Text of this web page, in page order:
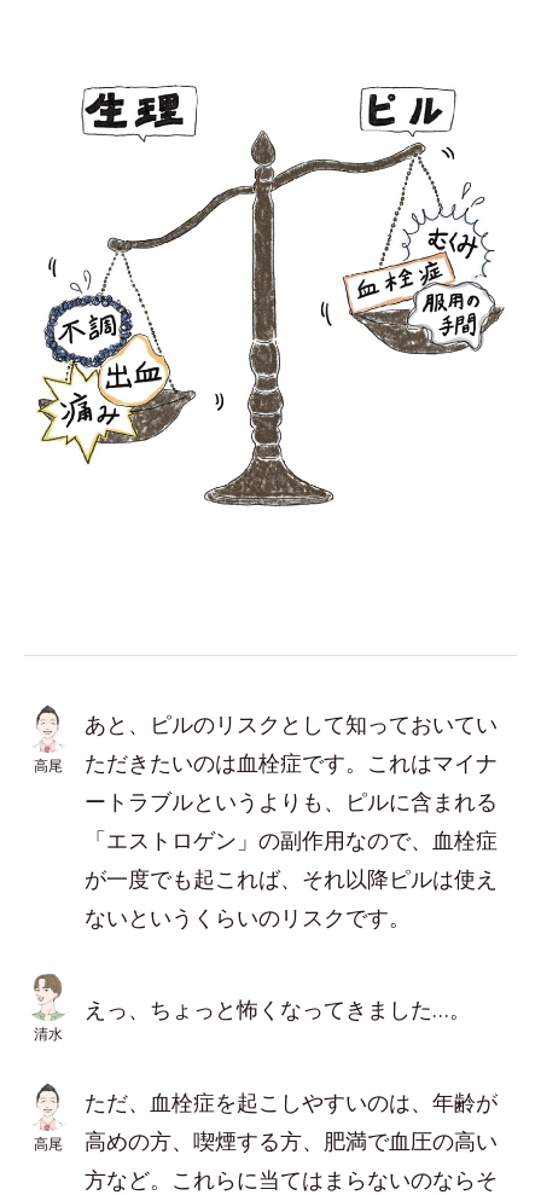
高尾
あと、ピルのリスクとして知っておいてい
ただきたいのは血栓症です。これはマイナ
ートラブルというよりも、ピルに含まれる
「エストロゲン」の副作用なので、血栓症
が一度でも起これば、それ以降ピルは使え
ないというくらいのリスクです。
清水
えっ、ちょっと怖くなってきました…。
高尾
ただ、血栓症を起こしやすいのは、年齢が
高めの方、喫煙する方、肥満で血圧の高い
方など。これらに当てはまらないのならそ